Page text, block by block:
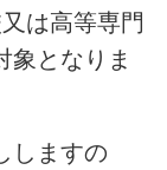
は高等専門
象となりま
しますの